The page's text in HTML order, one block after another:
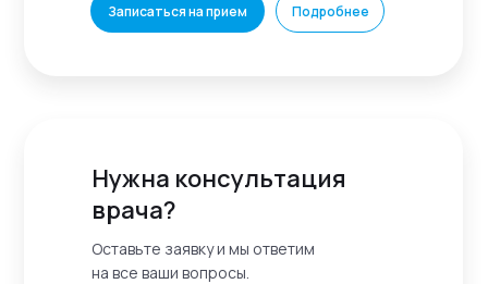
Записаться на прием Подробнее
Оставьте заявку и мы ответим
на все ваши вопросы.
Нужна консультация
врача?